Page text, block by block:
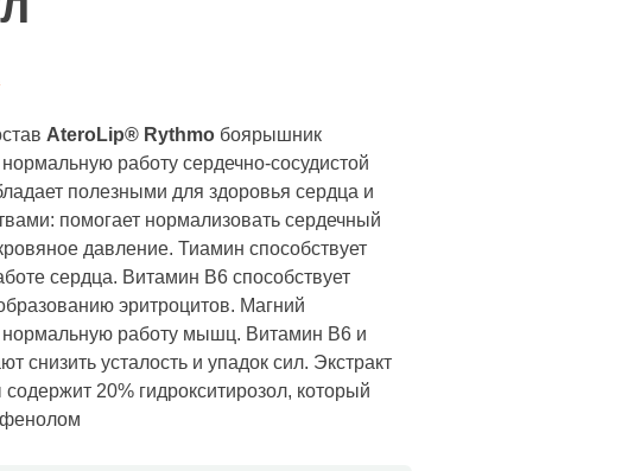
цена составляла €13.31.
AteroLip® Rythmo боярышник
работу сердечно-сосудистой
полезными для здоровья сердца и
помогает нормализовать сердечный
давление. Тиамин способствует
сердца. Витамин B6 способствует
эритроцитов. Магний
нормальную работу мышц. Витамин B6 и
снизить усталость и упадок сил. Экстракт
20% гидрокситирозол, который